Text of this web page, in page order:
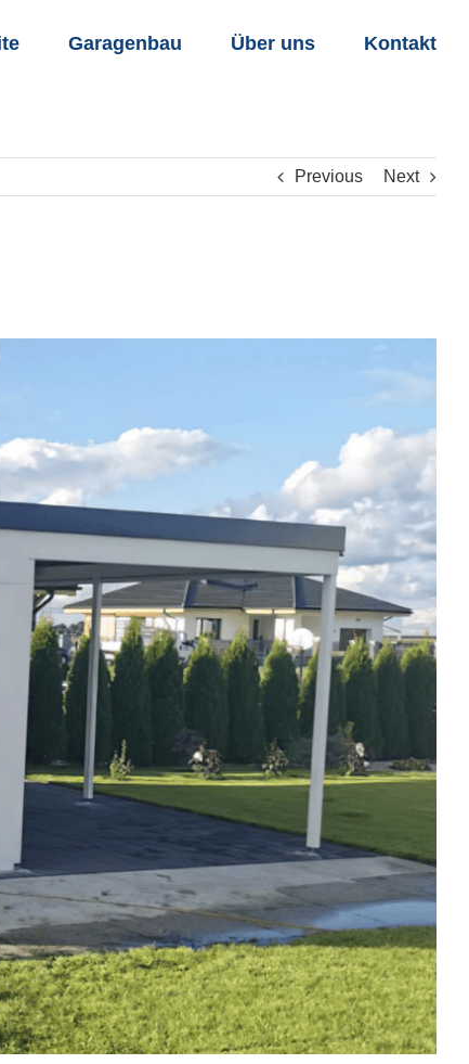
Garagenbau Über uns Kontakt
Previous Next